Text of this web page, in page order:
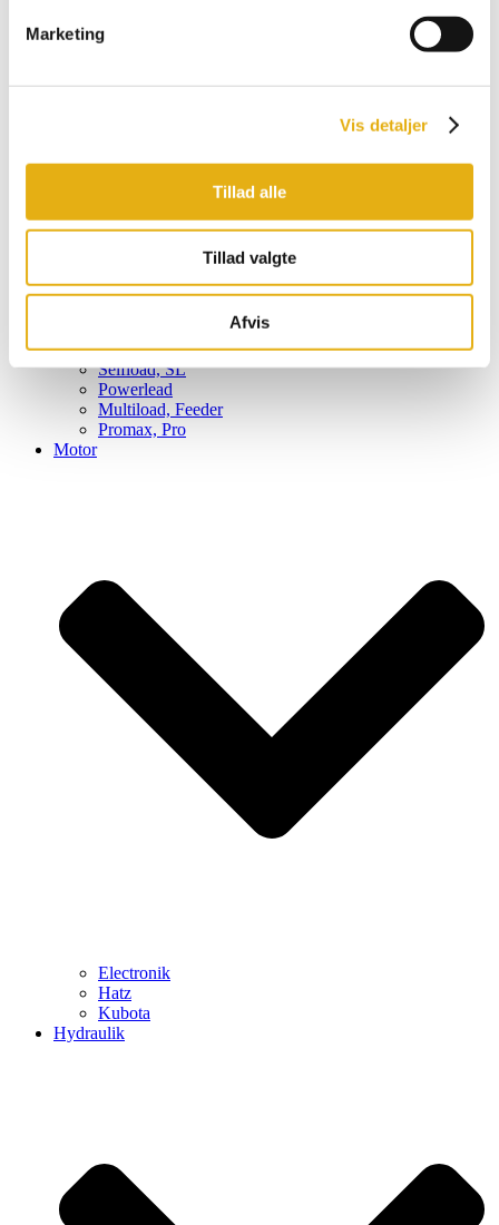
Marketing
Vis detaljer
Tillad alle
Tillad valgte
Afvis
Frontload, FL
Selfload, SL
Powerlead
Multiload, Feeder
Promax, Pro
Motor
Electronik
Hatz
Kubota
Hydraulik